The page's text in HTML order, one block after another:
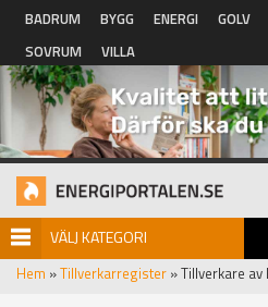
Hoppa till huvudinnehåll
BADRUM BYGG ENERGI GOLV
SOVRUM
VILLA
VÄLJ KATEGORI
Hem »Tillverkarregister » Tillverkare